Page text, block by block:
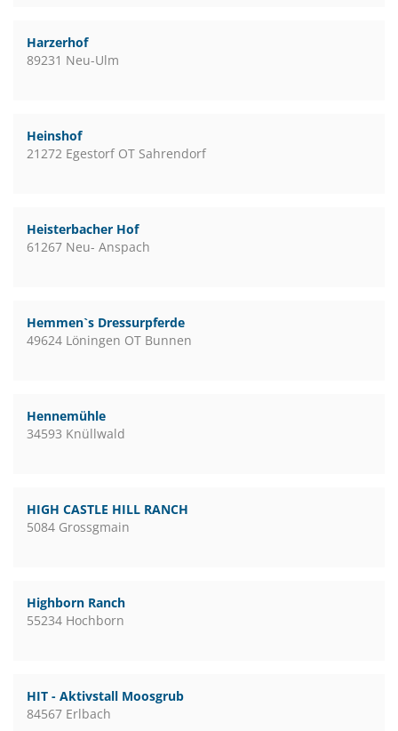
Harzerhof
89231 Neu-Ulm
Heinshof
21272 Egestorf OT Sahrendorf
Heisterbacher Hof
61267 Neu- Anspach
Hemmen`s Dressurpferde
49624 Löningen OT Bunnen
Hennemühle
34593 Knüllwald
HIGH CASTLE HILL RANCH
5084 Grossgmain
Highborn Ranch
55234 Hochborn
HIT - Aktivstall Moosgrub
84567 Erlbach